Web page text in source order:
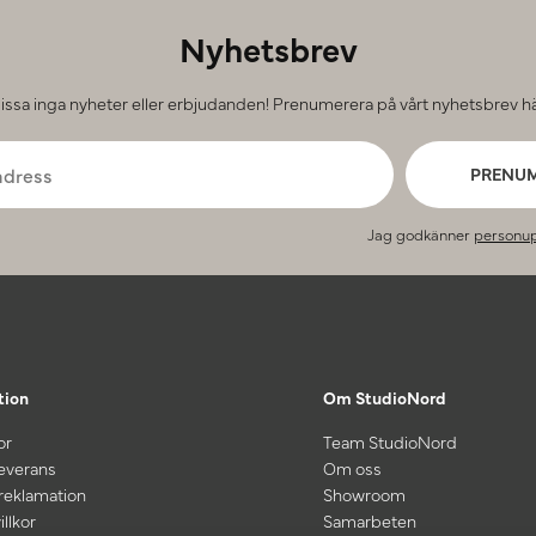
Nyhetsbrev
inga nyheter eller erbjudanden! Prenumerera på vårt nyhetsbrev
Jag godkänner
Om StudioNord
Team StudioNord
Om oss
Showroom
Samarbeten